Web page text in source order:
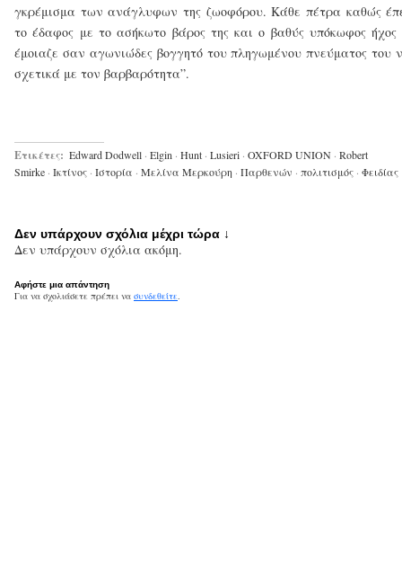
γκρέμισμα των ανάγλυφων της ζωοφόρου. Κάθε πέτρα καθώς
το έδαφος με το ασήκωτο βάρος της και ο βαθύς υπόκωφος
έμοιαζε σαν αγωνιώδες βογγητό του πληγωμένου πνεύματος του
σχετικά με τον βαρβαρότητα”.
Ετικέτες: Edward Dodwell · Elgin · Hunt · Lusieri · OXFORD UNION · Robert
Smirke · Ικτίνος · Ιστορία · Μελίνα Μερκούρη · Παρθενών · πολιτισμός · Φειδίας
Δεν υπάρχουν σχόλια μέχρι τώρα ↓
Δεν υπάρχουν σχόλια ακόμη.
Αφήστε μια απάντηση
Για να σχολιάσετε πρέπει να συνδεθείτε